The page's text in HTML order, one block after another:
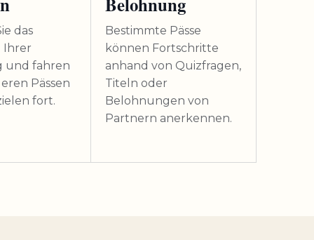
das
Ihrer
und fahren
Pässen
fort.
Bestimmte Pässe
können Fortschritte
anhand von Quizfragen,
Titeln oder
Belohnungen von
Partnern anerkennen.